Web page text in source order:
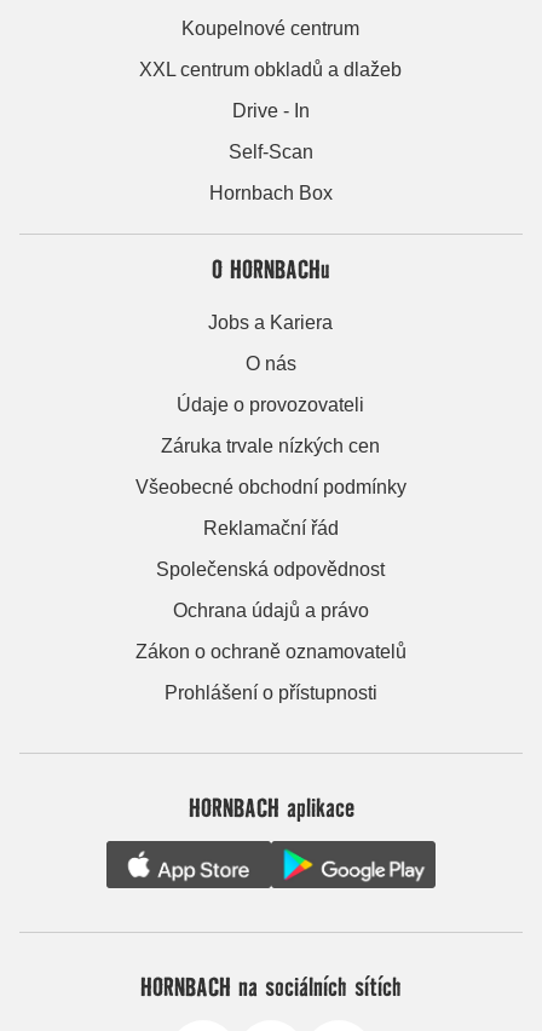
Koupelnové centrum
XXL centrum obkladů a dlažeb
Drive - In
Self-Scan
Hornbach Box
O HORNBACHu
Jobs a Kariera
O nás
Údaje o provozovateli
Záruka trvale nízkých cen
Všeobecné obchodní podmínky
Reklamační řád
Společenská odpovědnost
Ochrana údajů a právo
Zákon o ochraně oznamovatelů
Prohlášení o přístupnosti
HORNBACH aplikace
HORNBACH na sociálních sítích